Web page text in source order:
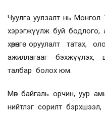
Чуулга уулзалт нь
хэрэгжүүлж буй бодлого,
хөрөнгө оруулалт татах,
ажиллагааг бэхжүүлэх,
талбар болох юм.
Мөн байгаль орчин, уур
нийтлэг сорилт